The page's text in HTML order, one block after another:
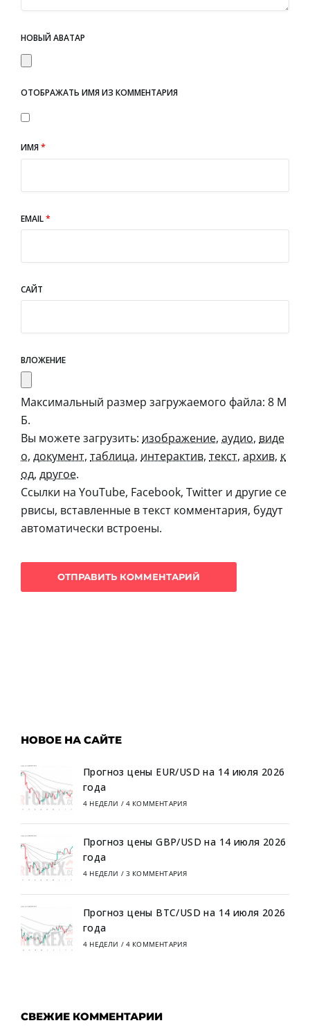
НОВЫЙ АВАТАР
ОТОБРАЖАТЬ ИМЯ ИЗ КОММЕНТАРИЯ
ИМЯ*
EMAIL*
САЙТ
ВЛОЖЕНИЕ
Максимальный размер загружаемого файла: 8 М
Б.
Вы можете загрузить: изображение, аудио, виде
о, документ, таблица, интерактив, текст, архив, к
од, другое.
Ссылки на YouTube, Facebook, Twitter и другие се
рвисы, вставленные в текст комментария, будут
автоматически встроены.
НОВОЕ НА САЙТЕ
Прогноз цены EUR/USD на 14 июля 2026
года
4 НЕДЕЛИ / 4 КОММЕНТАРИЯ
Прогноз цены GBP/USD на 14 июля 2026
года
4 НЕДЕЛИ / 3 КОММЕНТАРИЯ
Прогноз цены BTC/USD на 14 июля 2026
года
4 НЕДЕЛИ / 4 КОММЕНТАРИЯ
СВЕЖИЕ КОММЕНТАРИИ